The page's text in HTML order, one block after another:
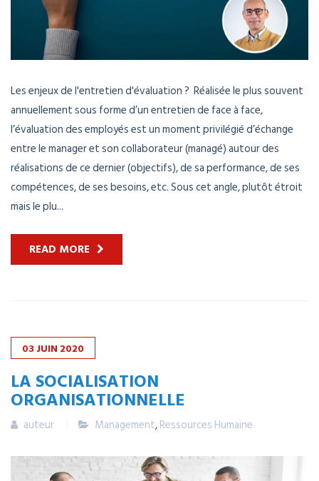
Les enjeux de l'entretien d'évaluation ? Réalisée le plus souvent
annuellement sous forme d’un entretien de face à face,
l’évaluation des employés est un moment privilégié d’échange
entre le manager et son collaborateur (managé) autour des
réalisations de ce dernier (objectifs), de sa performance, de ses
compétences, de ses besoins, etc. Sous cet angle, plutôt étroit
mais le plu...
READ MORE
03 JUIN 2020
LA SOCIALISATION
ORGANISATIONNELLE
auteur Management,Ressources Humaine